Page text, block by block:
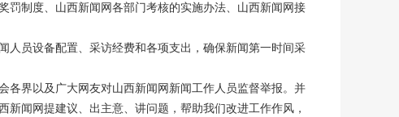
罚制度、山西新闻网各部门考核的实施办法、山西新闻网接
员设备配置、采访经费和各项支出，确保新闻第一时间采
界以及广大网友对山西新闻网新闻工作人员监督举报。并
闻网提建议、出主意、讲问题，帮助我们改进工作作风，